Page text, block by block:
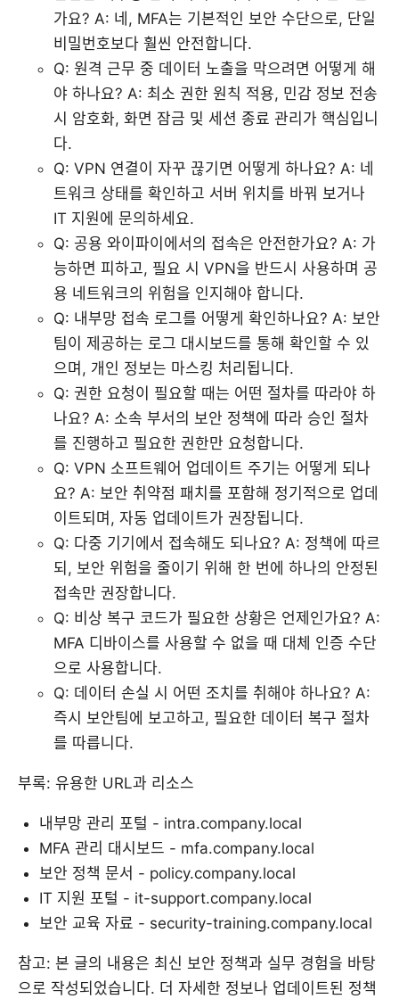
가요? A: 네, MFA는 기본적인 보안 수단으로, 단일
비밀번호보다 훨씬 안전합니다.
Q: 원격 근무 중 데이터 노출을 막으려면 어떻게 해
야 하나요? A: 최소 권한 원칙 적용, 민감 정보 전송
시 암호화, 화면 잠금 및 세션 종료 관리가 핵심입니
다.
Q: VPN 연결이 자꾸 끊기면 어떻게 하나요? A: 네
트워크 상태를 확인하고 서버 위치를 바꿔 보거나
IT 지원에 문의하세요.
Q: 공용 와이파이에서의 접속은 안전한가요? A: 가
능하면 피하고, 필요 시 VPN을 반드시 사용하며 공
용 네트워크의 위험을 인지해야 합니다.
Q: 내부망 접속 로그를 어떻게 확인하나요? A: 보안
팀이 제공하는 로그 대시보드를 통해 확인할 수 있
으며, 개인 정보는 마스킹 처리됩니다.
Q: 권한 요청이 필요할 때는 어떤 절차를 따라야 하
나요? A: 소속 부서의 보안 정책에 따라 승인 절차
를 진행하고 필요한 권한만 요청합니다.
Q: VPN 소프트웨어 업데이트 주기는 어떻게 되나
요? A: 보안 취약점 패치를 포함해 정기적으로 업데
이트되며, 자동 업데이트가 권장됩니다.
Q: 다중 기기에서 접속해도 되나요? A: 정책에 따르
되, 보안 위험을 줄이기 위해 한 번에 하나의 안정된
접속만 권장합니다.
Q: 비상 복구 코드가 필요한 상황은 언제인가요? A:
MFA 디바이스를 사용할 수 없을 때 대체 인증 수단
으로 사용합니다.
Q: 데이터 손실 시 어떤 조치를 취해야 하나요? A:
즉시 보안팀에 보고하고, 필요한 데이터 복구 절차
를 따릅니다.
부록: 유용한 URL과 리소스
내부망 관리 포털 - intra.company.local
MFA 관리 대시보드 - mfa.company.local
보안 정책 문서 - policy.company.local
IT 지원 포털 - it-support.company.local
보안 교육 자료 - security-training.company.local
참고: 본 글의 내용은 최신 보안 정책과 실무 경험을 바탕
으로 작성되었습니다. 더 자세한 정보나 업데이트된 정책